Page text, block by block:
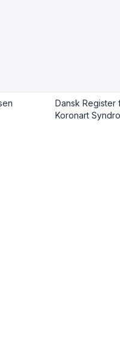
Dansk Register
Koronart